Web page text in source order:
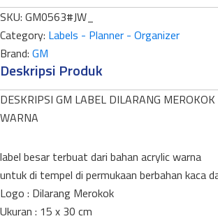
SKU: GM0563#JW_
Category: Labels - Planner - Organizer
Brand: GM
Deskripsi Produk
DESKRIPSI GM LABEL DILARANG
WARNA
label besar terbuat dari bahan acrylic warna
untuk di tempel di permukaan berbahan kaca
Logo : Dilarang Merokok
Ukuran : 15 x 30 cm